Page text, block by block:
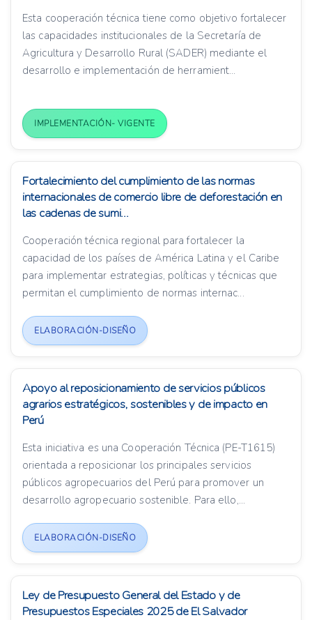
Esta cooperación técnica tiene como objetivo fortalecer
las capacidades institucionales de la Secretaría de
Agricultura y Desarrollo Rural (SADER) mediante el
desarrollo e implementación de herramient...
IMPLEMENTACIÓN- VIGENTE
Fortalecimiento del cumplimiento de las normas
internacionales de comercio libre de deforestación en
las cadenas de sumi...
Cooperación técnica regional para fortalecer la
capacidad de los países de América Latina y el Caribe
para implementar estrategias, políticas y técnicas que
permitan el cumplimiento de normas internac...
ELABORACIÓN-DISEÑO
Apoyo al reposicionamiento de servicios públicos
agrarios estratégicos, sostenibles y de impacto en
Perú
Esta iniciativa es una Cooperación Técnica (PE-T1615)
orientada a reposicionar los principales servicios
públicos agropecuarios del Perú para promover un
desarrollo agropecuario sostenible. Para ello,...
ELABORACIÓN-DISEÑO
Ley de Presupuesto General del Estado y de
Presupuestos Especiales 2025 de El Salvador